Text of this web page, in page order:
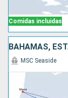
Comidas incluidas
BAHAMAS,
MSC Seaside